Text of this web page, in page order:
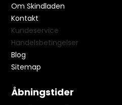
Om Skindladen
Kontakt
Kundeservice
Handelsbetingelser
Blog
Sitemap
Åbningstider